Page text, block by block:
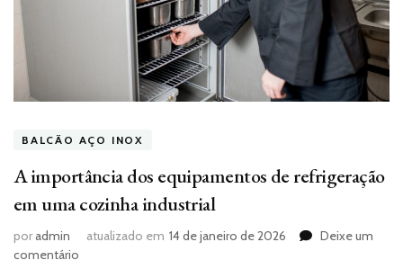
BALCÃO AÇO INOX
A importância dos equipamentos de refrigeração
em uma cozinha industrial
poradmin atualizado em 14 de janeiro de 2026
Deixe um
comentário